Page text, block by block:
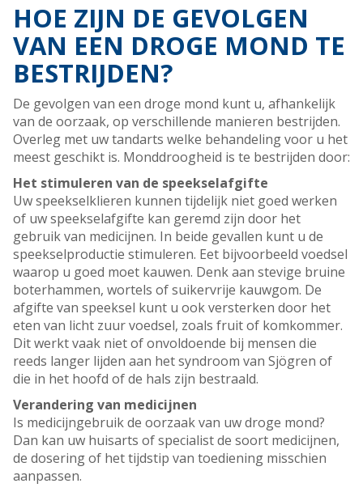
HOE ZIJN DE GEVOLGEN
VAN EEN DROGE MOND TE
BESTRIJDEN?
De gevolgen van een droge mond kunt u, afhankelijk
van de oorzaak, op verschillende manieren bestrijden.
Overleg met uw tandarts welke behandeling voor u het
meest geschikt is. Monddroogheid is te bestrijden door:
Het stimuleren van de speekselafgifte
Uw speekselklieren kunnen tijdelijk niet goed werken
of uw speekselafgifte kan geremd zijn door het
gebruik van medicijnen. In beide gevallen kunt u de
speekselproductie stimuleren. Eet bijvoorbeeld voedsel
waarop u goed moet kauwen. Denk aan stevige bruine
boterhammen, wortels of suikervrije kauwgom. De
afgifte van speeksel kunt u ook versterken door het
eten van licht zuur voedsel, zoals fruit of komkommer.
Dit werkt vaak niet of onvoldoende bij mensen die
reeds langer lijden aan het syndroom van Sjögren of
die in het hoofd of de hals zijn bestraald.
Verandering van medicijnen
Is medicijngebruik de oorzaak van uw droge mond?
Dan kan uw huisarts of specialist de soort medicijnen,
de dosering of het tijdstip van toediening misschien
aanpassen.